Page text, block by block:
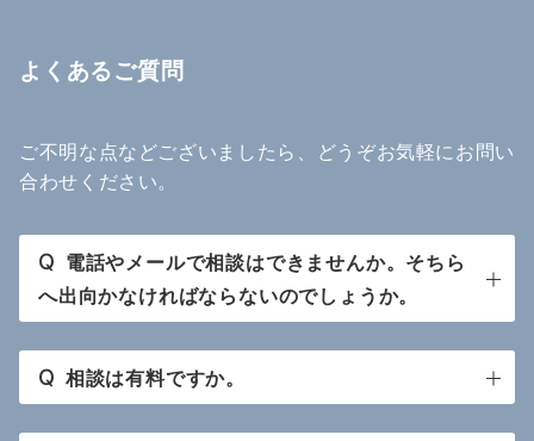
よくあるご質問
ご不明な点などございましたら、どうぞお気軽にお問い
合わせください。
Q 電話やメールで相談はできませんか。そちら
へ出向かなければならないのでしょうか。
Q 相談は有料ですか。